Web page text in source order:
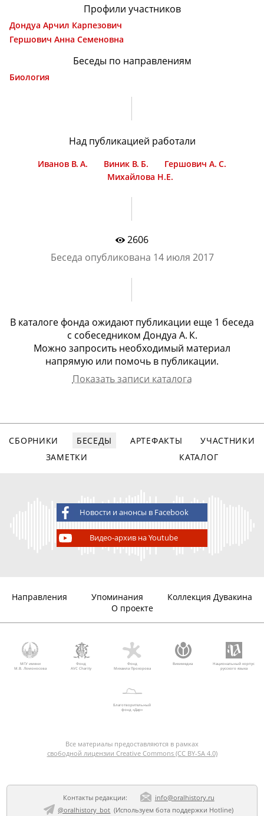
Профили участников
Дондуа Арчил Карпезович
Гершович Анна Семеновна
Беседы по направлениям
Биология
Над публикацией работали
Иванов В. А. Виник В. Б.
Гершович А. С.
Михайлова Н.Е.
2606
Беседа опубликована 14 июля 2017
В каталоге фонда ожидают публикации еще 1 беcеда
с собеседником Дондуа А. К.
Можно запросить необходимый материал
напрямую или помочь в публикации.
Показать записи каталога
СБОРНИКИ БЕСЕДЫ АРТЕФАКТЫ
УЧАСТНИКИ
ЗАМЕТКИ
КАТАЛОГ
Новости и анонсы в Facebook
Видео-архив на Youtube
Направления Упоминания
Коллекция Дувакина
О проекте
МГУ имени
М.В. Ломоносова
Фонд
AVC Charity
Фонд
Михаила Прохорова
Викимедиа
Национальный корпус
русского языка
Благотворительный
фонд «Дар»
Все материалы предоставляются в рамках
свободной лицензии Creative Commons (CC BY-SA 4.0)
Контакты редакции:
info@oralhistory.ru
@oralhistory_bot (Используембота поддержки Hotline)